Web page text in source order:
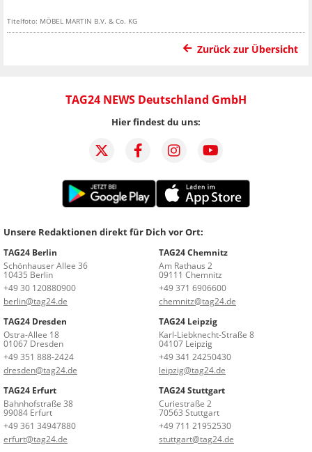
Titelfoto: MÖBEL MARTIN B.V. & Co. KG
Zurück zur Übersicht
TAG24 NEWS Deutschland GmbH
Hier findest du uns:
Unsere Redaktionen direkt für Dich vor Ort:
TAG24 Berlin
Schönhauser Allee 36
10435 Berlin
+49 30 120880900
berlin@tag24.de
TAG24 Chemnitz
Am Rathaus 2
09111 Chemnitz
+49 371 6906600
chemnitz@tag24.de
TAG24 Dresden
Ostra-Allee 18
01067 Dresden
+49 351 888-2424
dresden@tag24.de
TAG24 Leipzig
Karl-Liebknecht-Straße 8
04107 Leipzig
+49 341 24250430
leipzig@tag24.de
TAG24 Erfurt
Bahnhofstraße 38
99084 Erfurt
+49 361 34947880
erfurt@tag24.de
TAG24 Stuttgart
Curiestraße 2
70563 Stuttgart
+49 711 21952530
stuttgart@tag24.de